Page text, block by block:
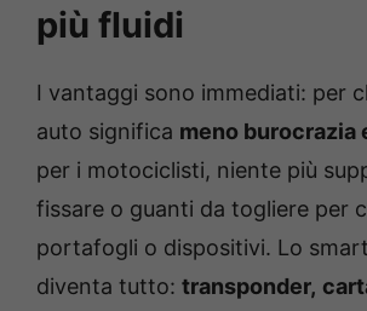
più fluidi
I vantaggi sono immediati: per
auto significa meno burocrazia
per i motociclisti, niente più
fissare o guanti da togliere per
portafogli o dispositivi. Lo
diventa tutto: transponder,